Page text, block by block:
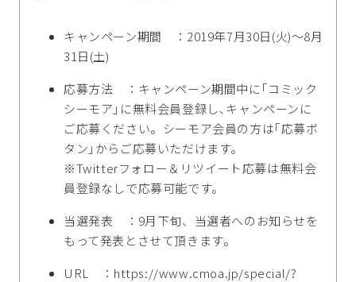
キャンペーン期間 ：2019年7月30日(火)～8月
31日(土)
応募方法 ：キャンペーン期間中に｢コミック
シーモア｣に無料会員登録し､キャンペーンに
ご応募ください。シーモア会員の方は｢応募ボ
タン｣からご応募いただけます。
※Twitterフォロー＆リツイート応募は無料会
員登録なしで応募可能です。
当選発表 ：9月下旬、当選者へのお知らせを
もって発表とさせて頂きます。
URL ：https://www.cmoa.jp/special/?